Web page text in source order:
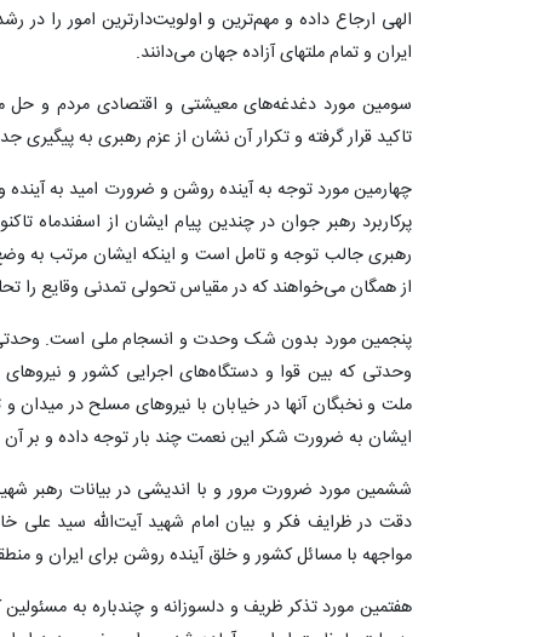
الهی ارجاع داده و مهم‌ترین و اولویت‌دارترین امور را در
ایران و تمام ملتهای آزاده جهان می‌دانند.
سومین مورد دغدغه‌های معیشتی و اقتصادی مردم و
تاکید قرار گرفته و تکرار آن نشان از عزم رهبری به پیگیری
چهارمین مورد توجه به آینده روشن و ضرورت امید به
پرکاربرد رهبر جوان در چندین پیام ایشان از اسفندماه
رهبری جالب توجه و تامل است و اینکه ایشان مرتب به
از همگان می‌خواهند که در مقیاس تحولی تمدنی وقایع را
پنجمین مورد بدون شک وحدت و انسجام ملی است.
وحدتی که بین قوا و دستگاه‌های اجرایی کشور و
ملت و نخبگان آنها در خیابان با نیروهای مسلح در
ایشان به ضرورت شکر این نعمت چند بار توجه داده و بر آن
ششمین مورد ضرورت مرور و با اندیشی در بیانات رهبر
دقت در ظرایف فکر و بیان امام شهید آیت‌الله سید علی
مواجهه با مسائل کشور و خلق آینده روشن برای ایران و
هفتمین مورد تذکر ظریف و دلسوزانه و چندباره به